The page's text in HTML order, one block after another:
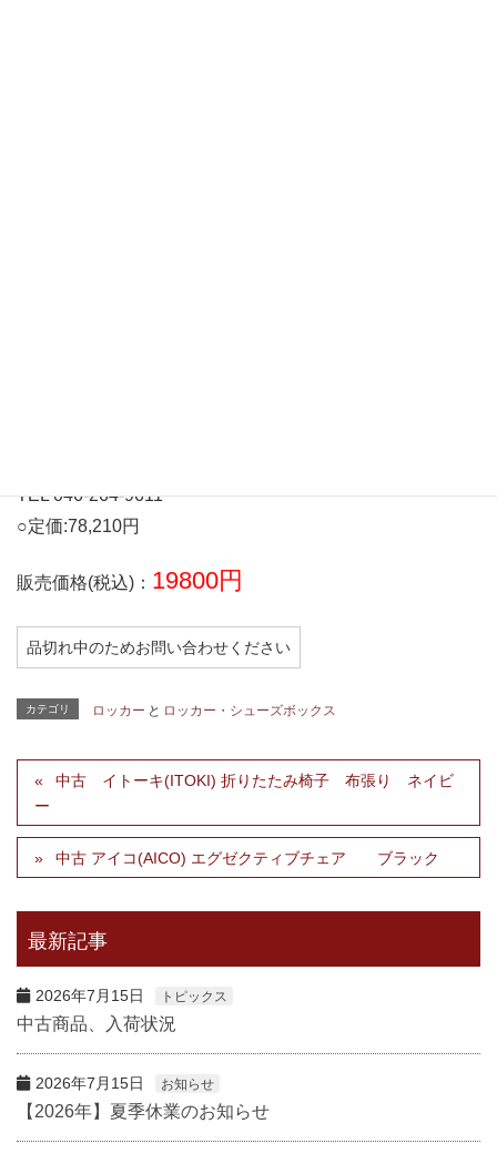
TEL 046-264-9611
○定価:78,210円
販売価格(税込)： 19800円
品切れ中のためお問い合わせください
カテゴリ ロッカー と ロッカー・シューズボックス
中古 イトーキ(ITOKI) 折りたたみ椅子 布張り ネイビ
ー
中古 アイコ(AICO) エグゼクティブチェア ブラック
最新記事
2026年7月15日 トピックス
中古商品、入荷状況
2026年7月15日 お知らせ
【2026年】夏季休業のお知らせ